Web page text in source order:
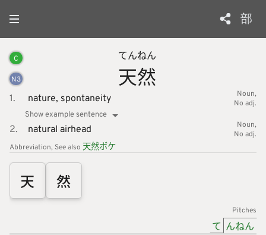
部
C
N3 天
てん
然
ねん
1. nature, spontaneity
Noun
No adj.
Show example sentence
2. natural airhead
Noun
No adj.
Abbreviation See also 天然ボケ
天 然
Pitches
て んねん